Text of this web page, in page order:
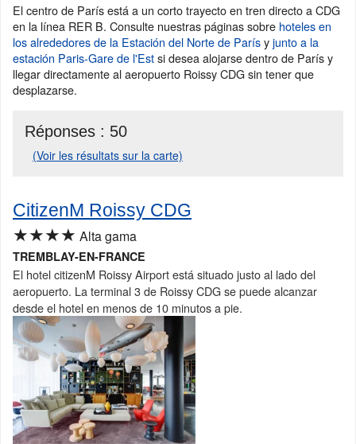
El centro de París está a un corto trayecto en tren directo a CDG
en la línea RER B. Consulte nuestras páginas sobre hoteles en
los alrededores de la Estación del Norte de Parísyjunto a la
estación Paris-Gare de l'Estsi desea alojarse dentro de París y
llegar directamente al aeropuerto Roissy CDG sin tener que
desplazarse.
Réponses : 50
(Voir les résultats sur la carte)
CitizenM Roissy CDG
★★★★ Alta gama
TREMBLAY-EN-FRANCE
El hotel citizenM Roissy Airport está situado justo al lado del
aeropuerto. La terminal 3 de Roissy CDG se puede alcanzar
desde el hotel en menos de 10 minutos a pie.